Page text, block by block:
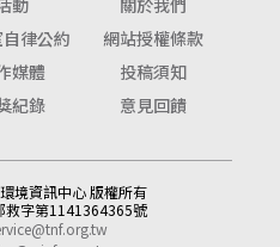
律公約
網站授權條款
媒體
投稿須知
紀錄 意見回饋
境資訊中心 版權所有
救字第1141364365號